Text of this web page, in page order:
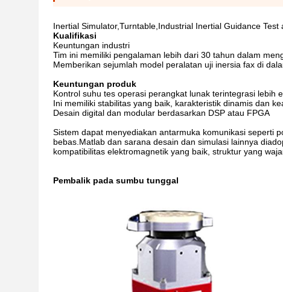
Inertial Simulator,Turntable,Industrial Inertial Guidance Test
Kualifikasi
Keuntungan industri
Tim ini memiliki pengalaman lebih dari 30 tahun dalam
Memberikan sejumlah model peralatan uji inersia fax di
Keuntungan produk
Kontrol suhu tes operasi perangkat lunak terintegrasi lebih
Ini memiliki stabilitas yang baik, karakteristik dinamis dan
Desain digital dan modular berdasarkan DSP atau FPGA
Sistem dapat menyediakan antarmuka komunikasi seperti
bebas.Matlab dan sarana desain dan simulasi lainnya
kompatibilitas elektromagnetik yang baik, struktur yang
Pembalik pada sumbu tunggal